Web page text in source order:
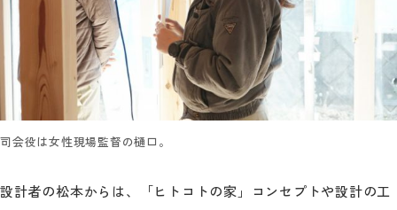
司会役は女性現場監督の樋口。
設計者の松本からは、「ヒトコトの家」コンセプトや設計の工